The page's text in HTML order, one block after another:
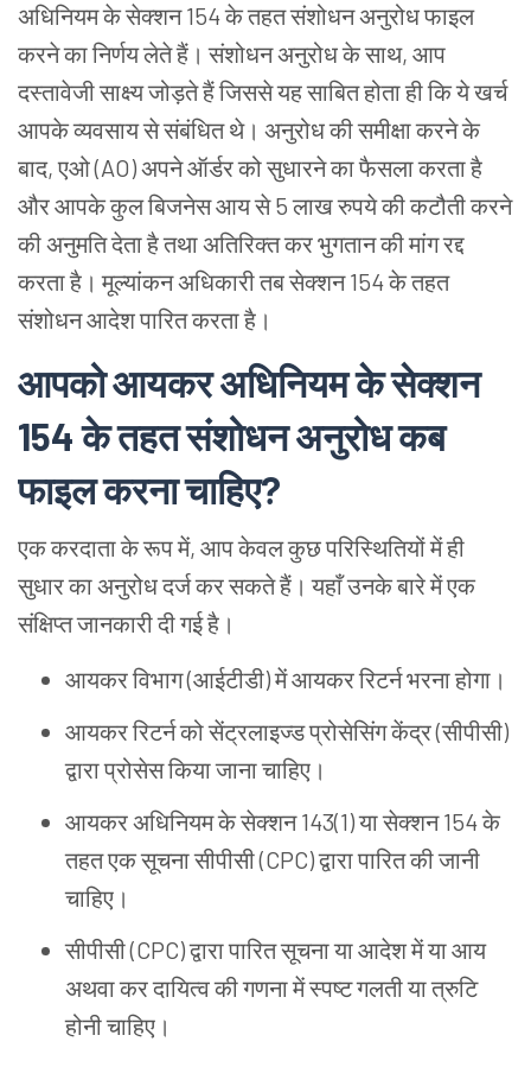
अधिनियमकेसेक्शन 154 केतहतसंशोधनअनुरोधफाइल
करनेकानिर्णयलेतेहैं। संशोधनअनुरोधकेसाथ, आप
दस्तावेजीसाक्ष्यजोड़तेहैंजिससेयहसाबितहोताहीकियेखर्च
आपकेव्यवसायसेसंबंधित थे। अनुरोधकीसमीक्षाकरनेके
बाद, एओ (AO) अपनेऑर्डरकोसुधारनेकाफैसलाकरताहै
औरआपकेकुलबिजनेसआयसे 5 लाखरुपयेकीकटौतीकरने
कीअनुमतिदेताहैतथाअतिरिक्तकरभुगतानकीमांगरद्द
करताहै। मूल्यांकनअधिकारीतबसेक्शन 154 केतहत
संशोधनआदेशपारितकरताहै।
आपकोआयकरअधिनियमकेसेक्शन
154 केतहतसंशोधनअनुरोधकब
फाइलकरनाचाहिए?
एककरदाताकेरूपमें, आपकेवलकुछपरिस्थितियोंमेंही
सुधारकाअनुरोधदर्जकरसकतेहैं। यहाँउनकेबारेमेंएक
संक्षिप्तजानकारीदीगईहै।
आयकरविभाग (आईटीडी) मेंआयकररिटर्नभरनाहोगा।
आयकररिटर्नकोसेंट्रलाइज्डप्रोसेसिंगकेंद्र (सीपीसी)
द्वाराप्रोसेसकियाजानाचाहिए।
आयकरअधिनियमकेसेक्शन 143(1) यासेक्शन 154 के
तहतएकसूचनासीपीसी (CPC) द्वारापारितकीजानी
चाहिए।
सीपीसी (CPC) द्वारापारितसूचनायाआदेशमेंयाआय
अथवाकरदायित्वकीगणनामेंस्पष्टगलतीयात्रुटि
होनीचाहिए।